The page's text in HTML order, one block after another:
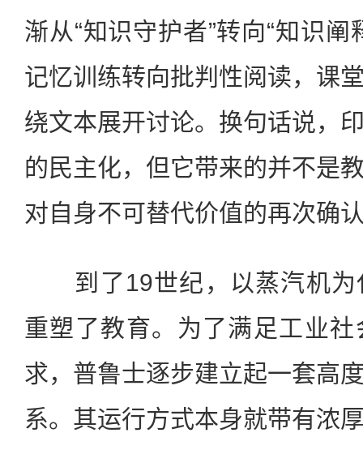
渐从“知识守护者”转向“知识
记忆训练转向批判性阅读，课
绕文本展开讨论。换句话说，
的民主化，但它带来的并不是
对自身不可替代价值的再次确
到了19世纪，以蒸汽机为
重塑了教育。为了满足工业
求，普鲁士逐步建立起一套高
系。其运行方式本身就带有浓